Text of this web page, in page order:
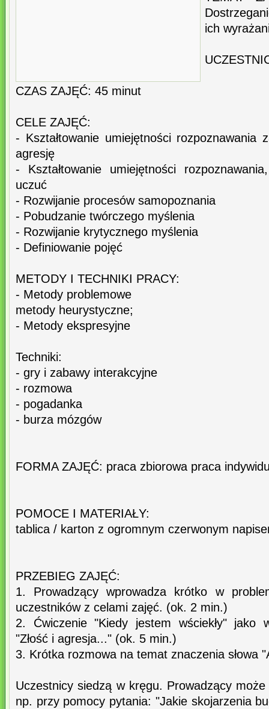
ich
CZAS ZAJĘĆ: 45 minut
CELE ZAJĘĆ:
- Kształtowanie umiejętności rozpoznawania
agresję
- Kształtowanie umiejętności
uczuć
- Rozwijanie procesów samopoznania
- Pobudzanie twórczego myślenia
- Rozwijanie krytycznego myślenia
- Definiowanie pojęć
METODY I TECHNIKI PRACY:
- Metody problemowe
metody heurystyczne;
- Metody ekspresyjne
Techniki:
- gry i zabawy interakcyjne
- rozmowa
- pogadanka
- burza mózgów
FORMA ZAJĘĆ: praca zbiorowa praca
POMOCE I MATERIAŁY:
tablica / karton z ogromnym czerwonym
PRZEBIEG ZAJĘĆ:
1. Prowadzący wprowadza krótko w
uczestników z celami zajęć. (ok. 2 min.)
2. Ćwiczenie "Kiedy jestem wściekły" jako
"Złość i agresja..." (ok. 5 min.)
3. Krótka rozmowa na temat znaczenia słowa
Uczestnicy siedzą w kręgu. Prowadzący
np. przy pomocy pytania: "Jakie skojarzenia